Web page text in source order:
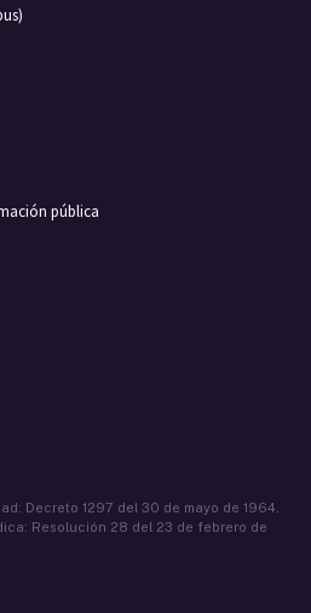
pública
Decreto 1297 del 30 de mayo de 1964.
Resolución 28 del 23 de febrero de